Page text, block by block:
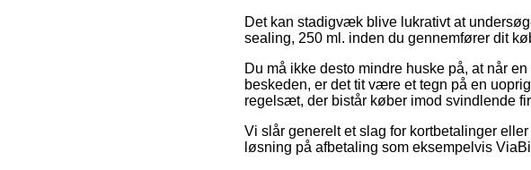
Det kan stadigvæk blive lukrativt at
sealing, 250 ml. inden du gennemfører dit
Du må ikke desto mindre huske på, at når
beskeden, er det tit være et tegn på en
regelsæt, der bistår køber imod svindlende
Vi slår generelt et slag for kortbetalinger
løsning på afbetaling som eksempelvis